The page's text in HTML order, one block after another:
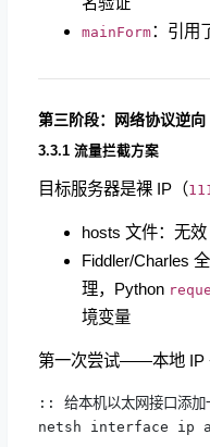
mainForm：引用
第三阶段：网络协议逆向
3.3.1 流量拦截方案
目标服务器是裸 IP（
hosts 文件：无效
Fiddler/Charles
理，Python
境变量
第一次尝试——本地 IP
:: 给本机以太网接口添
netsh interface ip